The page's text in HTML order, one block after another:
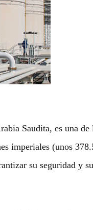
Saudita, es una
imperiales (unos
su seguridad y